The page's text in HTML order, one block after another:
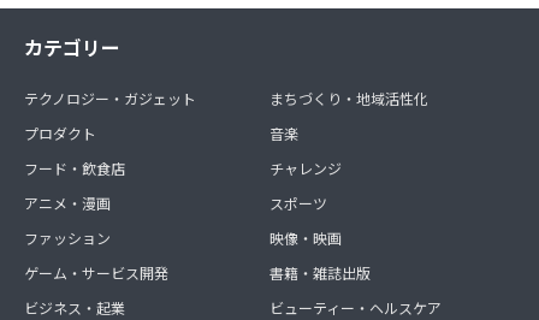
カテゴリー
テクノロジー・ガジェット
プロダクト
フード・飲食店
アニメ・漫画
ファッション
ゲーム・サービス開発
ビジネス・起業
まちづくり・地域活性化
音楽
チャレンジ
スポーツ
映像・映画
書籍・雑誌出版
ビューティー・ヘルスケア